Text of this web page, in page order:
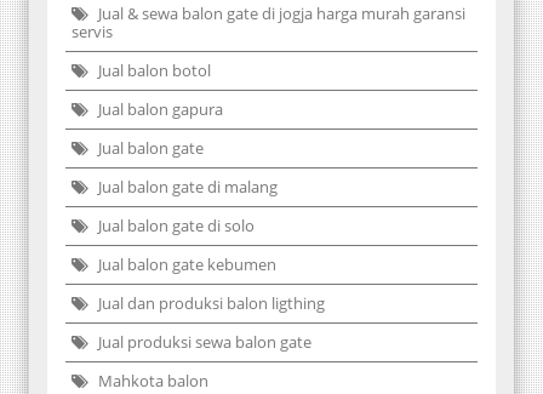
Jual & sewa balon gate di jogja harga murah garansi
servis
Jual balon botol
Jual balon gapura
Jual balon gate
Jual balon gate di malang
Jual balon gate di solo
Jual balon gate kebumen
Jual dan produksi balon ligthing
Jual produksi sewa balon gate
Mahkota balon